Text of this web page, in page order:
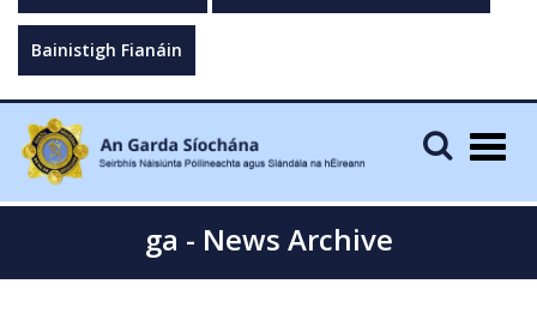
Bainistigh Fianáin
ga - News Archive